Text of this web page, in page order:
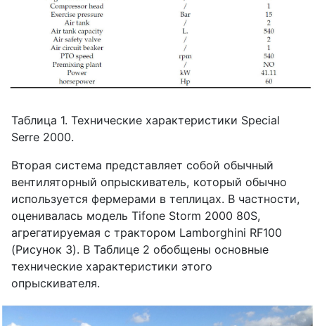
Таблица 1. Технические характеристики Special
Serre 2000.
Вторая система представляет собой обычный
вентиляторный опрыскиватель, который обычно
используется фермерами в теплицах. В частности,
оценивалась модель Tifone Storm 2000 80S,
агрегатируемая с трактором Lamborghini RF100
(Рисунок 3). В Таблице 2 обобщены основные
технические характеристики этого
опрыскивателя.